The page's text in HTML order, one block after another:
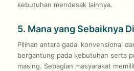
kebutuhan mendesak lainnya.
5. Mana yang Sebaiknya
Pilihan antara gadai konvensional
bergantung pada kebutuhan serta
masing. Sebagian masyarakat